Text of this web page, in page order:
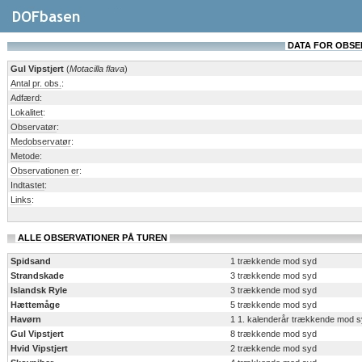
DATA FOR
Gul Vipstjert (Motacilla flava)
Antal pr. obs. :
Adfærd:
Lokalitet:
Observatør:
Medobservatør:
Metode:
Observationen er:
Indtastet:
Links:
ALLE OBSERVATIONER PÅ TUREN
Spidsand
1 trækkende mod syd
Strandskade
3 trækkende mod syd
Islandsk Ryle
3 trækkende mod syd
Hættemåge
5 trækkende mod syd
Havørn
1 1. kalenderår trækkende mod
Gul Vipstjert
8 trækkende mod syd
Hvid Vipstjert
2 trækkende mod syd